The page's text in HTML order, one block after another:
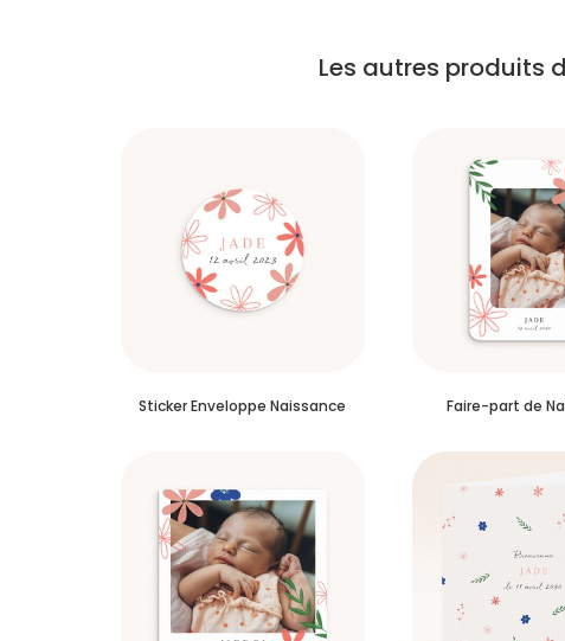
Les autres produits
Sticker Enveloppe Naissance Faire-part de